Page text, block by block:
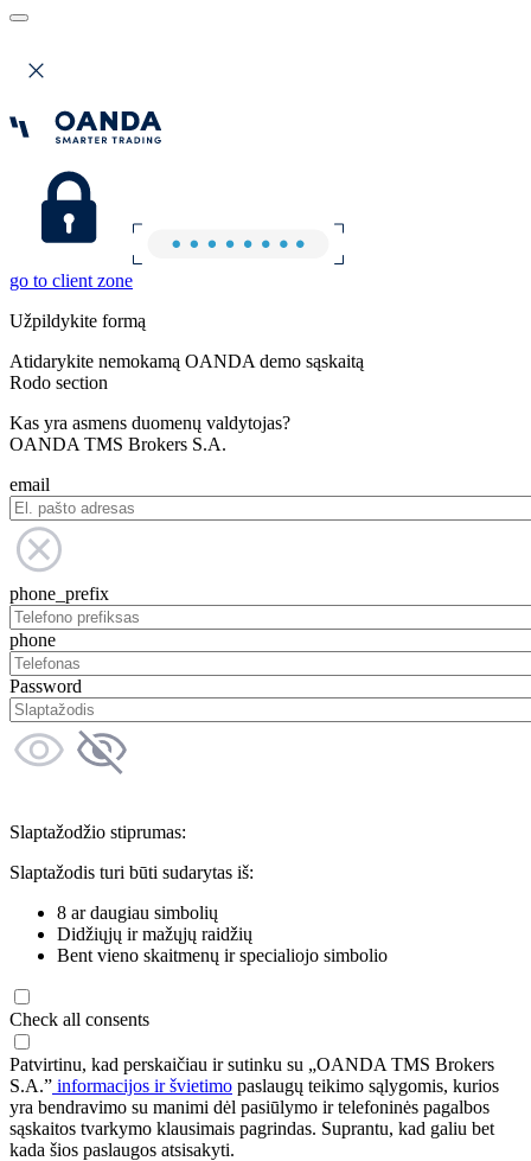
go to client zone
Užpildykite formą
Atidarykite nemokamą OANDA demo sąskaitą
Rodo section
Kas yra asmens duomenų valdytojas?
OANDA TMS Brokers S.A.
email
phone_prefix
phone
Password
Slaptažodžio stiprumas:
Slaptažodis turi būti sudarytas iš:
8 ar daugiau simbolių
Didžiųjų ir mažųjų raidžių
Bent vieno skaitmenų ir specialiojo simbolio
Check all consents
Patvirtinu, kad perskaičiau ir sutinku su „OANDA TMS Brokers
S.A.” informacijos ir švietimo paslaugų teikimo sąlygomis, kurios
yra bendravimo su manimi dėl pasiūlymo ir telefoninės pagalbos
sąskaitos tvarkymo klausimais pagrindas. Suprantu, kad galiu bet
kada šios paslaugos atsisakyti.